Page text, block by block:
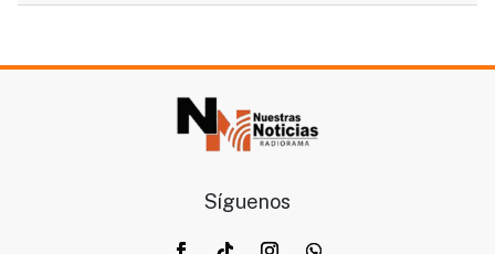
Síguenos